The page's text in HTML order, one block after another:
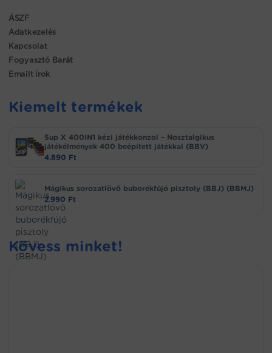
ÁSZF
Adatkezelés
Kapcsolat
Fogyasztó Barát
Emailt írok
Kiemelt termékek
Sup X 400IN1 kézi játékkonzol – Nosztalgikus
játékélmények 400 beépített játékkal (BBV)
4.890 Ft
Mágikus sorozatlövő buborékfújó pisztoly (BBJ) (BBMJ)
2.990 Ft
Kövess minket!